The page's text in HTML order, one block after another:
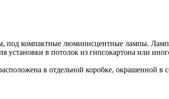
под компактные люминисцентные лампы.
в потолок из гипсокартона или
в отдельной коробке, окрашенной в